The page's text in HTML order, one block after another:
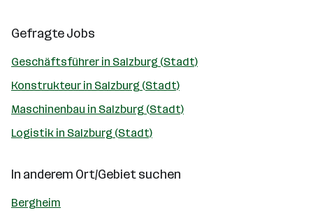
Gefragte Jobs
Geschäftsführer in Salzburg (Stadt)
Konstrukteur in Salzburg (Stadt)
Maschinenbau in Salzburg (Stadt)
Logistik in Salzburg (Stadt)
In anderem Ort/Gebiet suchen
Bergheim